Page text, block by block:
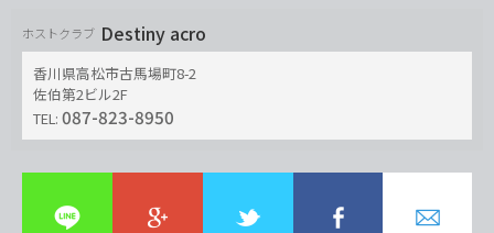
ホストクラブ Destiny acro
香川県高松市古馬場町8-2
佐伯第2ビル2F
TEL: 087-823-8950